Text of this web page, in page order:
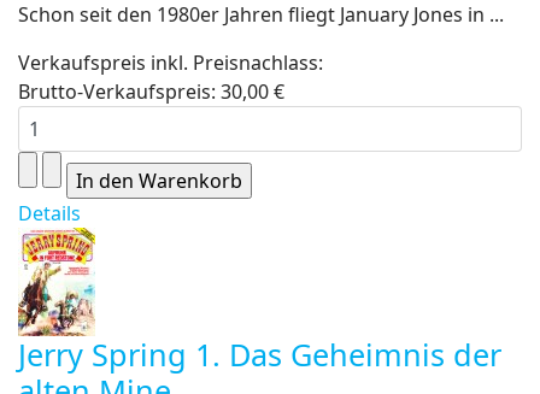
Schon seit den 1980er Jahren fliegt January Jones in ...
Verkaufspreis inkl. Preisnachlass:
Brutto-Verkaufspreis: 30,00 €
Details
Jerry Spring 1. Das Geheimnis der